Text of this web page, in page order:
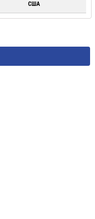
США